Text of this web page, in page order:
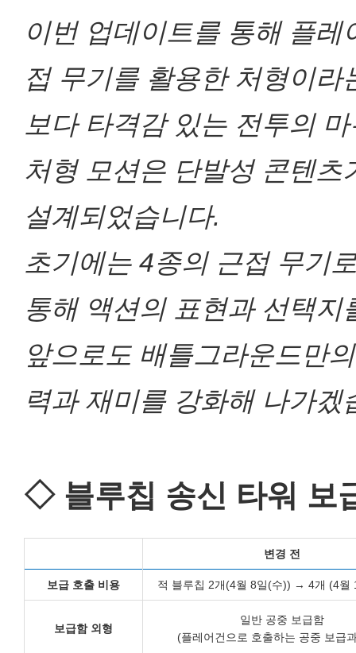
이번 업데이트를 통해 플
접 무기를 활용한 처형이
보다 타격감 있는 전투의
처형 모션은 단발성 콘텐
설계되었습니다.
초기에는 4종의 근접 무기
통해 액션의 표현과 선택
앞으로도 배틀그라운드만
력과 재미를 강화해 나가겠
◇ 블루칩 송신 타워 보
변경 전
보급 호출 비용 적 블루칩 2개(4월 8일(수)) → 4개 (4월
보급함 외형
일반 공중 보급함
(플레어건으로 호출하는 공중 보급